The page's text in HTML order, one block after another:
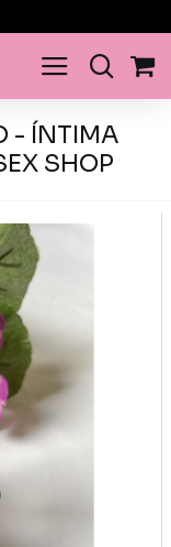
- ÍNTIMA
SHOP